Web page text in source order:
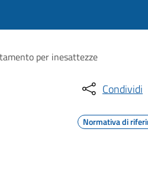
per inesattezze
Condividi
Normativa di